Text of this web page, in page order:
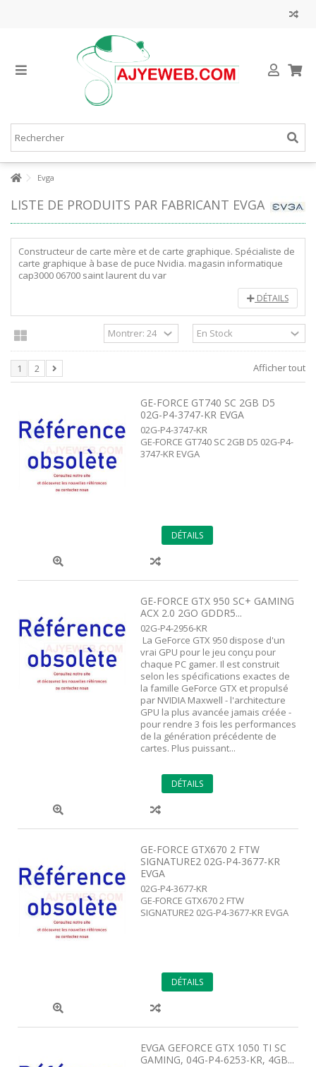
Evga
LISTE DE PRODUITS PAR FABRICANT EVGA
Constructeur de carte mère et de carte graphique. Spécialiste de
carte graphique à base de puce Nvidia. magasin informatique
cap3000 06700 saint laurent du var
DÉTAILS
Afficher tout
1 2
GE-FORCE GT740 SC 2GB D5
02G-P4-3747-KR EVGA
02G-P4-3747-KR
GE-FORCE GT740 SC 2GB D5 02G-P4-
3747-KR EVGA
DÉTAILS
GE-FORCE GTX 950 SC+ GAMING
ACX 2.0 2GO GDDR5...
02G-P4-2956-KR
La GeForce GTX 950 dispose d'un
vrai GPU pour le jeu conçu pour
chaque PC gamer. Il est construit
selon les spécifications exactes de
la famille GeForce GTX et propulsé
par NVIDIA Maxwell - l'architecture
GPU la plus avancée jamais créée -
pour rendre 3 fois les performances
de la génération précédente de
cartes. Plus puissant...
DÉTAILS
GE-FORCE GTX670 2 FTW
SIGNATURE2 02G-P4-3677-KR
EVGA
02G-P4-3677-KR
GE-FORCE GTX670 2 FTW
SIGNATURE2 02G-P4-3677-KR EVGA
DÉTAILS
EVGA GEFORCE GTX 1050 TI SC
GAMING, 04G-P4-6253-KR, 4GB...